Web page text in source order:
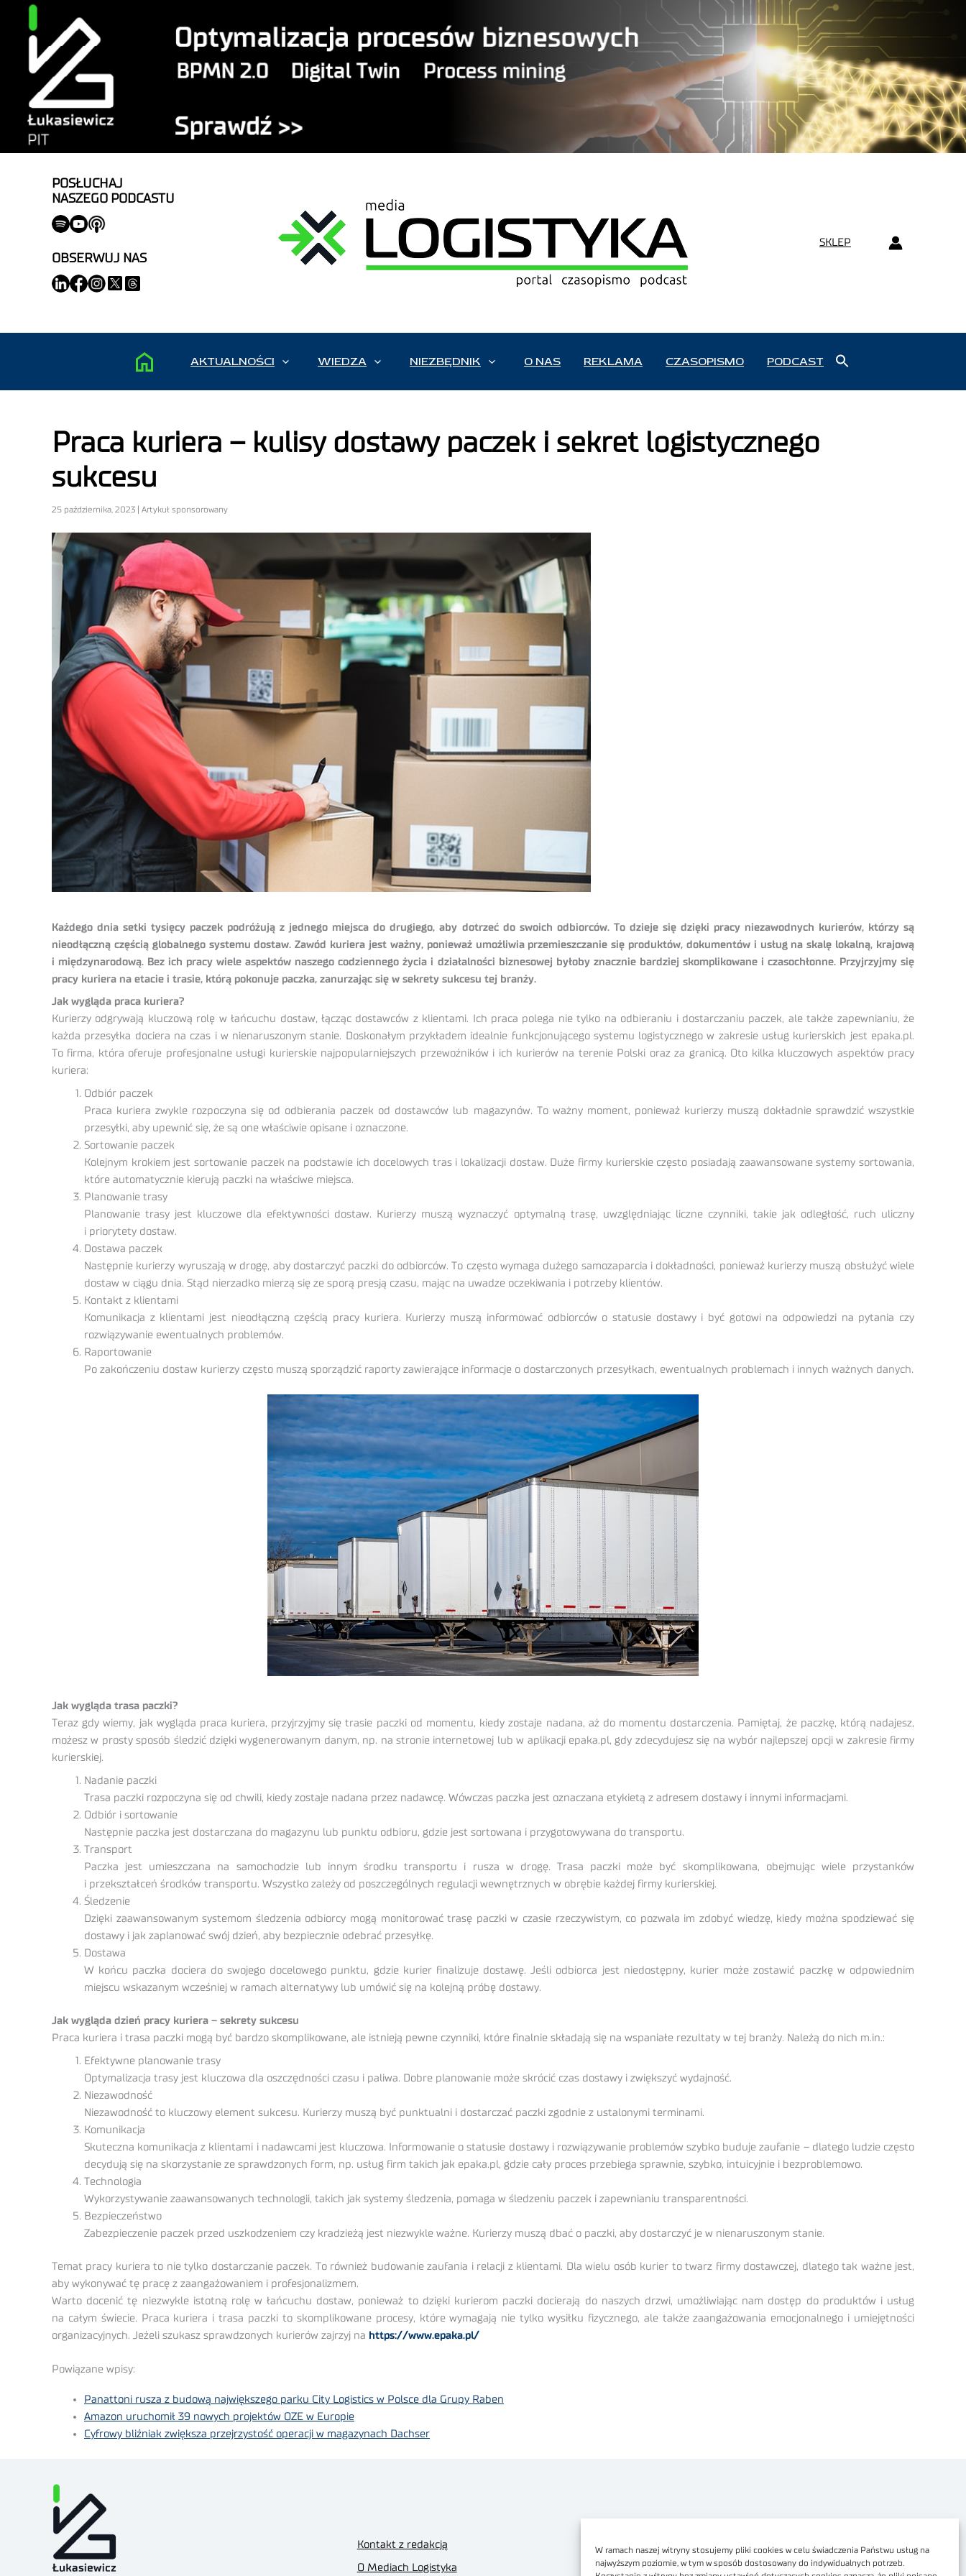
W ramach naszej witryny stosujemy pliki cookies w celu świadczenia Państwu usług na
najwyższym poziomie, w tym w sposób dostosowany do indywidualnych potrzeb.
POSŁUCHAJ
NASZEGO PODCASTU
OBSERWUJ NAS
SKLEP
AKTUALNOŚCI WIEDZA NIEZBĘDNIK O NAS REKLAMA CZASOPISMO PODCAST
Praca kuriera – kulisy dostawy paczek i sekret logistycznego
sukcesu
25 października, 2023 | Artykuł sponsorowany
Każdego dnia setki tysięcy paczek podróżują z jednego miejsca do drugiego, aby dotrzeć do swoich odbiorców. To dzieje się dzięki pracy niezawodnych kurierów, którzy są
nieodłączną częścią globalnego systemu dostaw. Zawód kuriera jest ważny, ponieważ umożliwia przemieszczanie się produktów, dokumentów i usług na skalę lokalną, krajową
i międzynarodową. Bez ich pracy wiele aspektów naszego codziennego życia i działalności biznesowej byłoby znacznie bardziej skomplikowane i czasochłonne. Przyjrzyjmy się
pracy kuriera na etacie i trasie, którą pokonuje paczka, zanurzając się w sekrety sukcesu tej branży.
Jak wygląda praca kuriera?
Kurierzy odgrywają kluczową rolę w łańcuchu dostaw, łącząc dostawców z klientami. Ich praca polega nie tylko na odbieraniu i dostarczaniu paczek, ale także zapewnianiu, że
każda przesyłka dociera na czas i w nienaruszonym stanie. Doskonałym przykładem idealnie funkcjonującego systemu logistycznego w zakresie usług kurierskich jest epaka.pl.
To firma, która oferuje profesjonalne usługi kurierskie najpopularniejszych przewoźników i ich kurierów na terenie Polski oraz za granicą. Oto kilka kluczowych aspektów pracy
kuriera:
Odbiór paczek
Praca kuriera zwykle rozpoczyna się od odbierania paczek od dostawców lub magazynów. To ważny moment, ponieważ kurierzy muszą dokładnie sprawdzić wszystkie
przesyłki, aby upewnić się, że są one właściwie opisane i oznaczone.
Sortowanie paczek
Kolejnym krokiem jest sortowanie paczek na podstawie ich docelowych tras i lokalizacji dostaw. Duże firmy kurierskie często posiadają zaawansowane systemy sortowania,
które automatycznie kierują paczki na właściwe miejsca.
Planowanie trasy
Planowanie trasy jest kluczowe dla efektywności dostaw. Kurierzy muszą wyznaczyć optymalną trasę, uwzględniając liczne czynniki, takie jak odległość, ruch uliczny
i priorytety dostaw.
Dostawa paczek
Następnie kurierzy wyruszają w drogę, aby dostarczyć paczki do odbiorców. To często wymaga dużego samozaparcia i dokładności, ponieważ kurierzy muszą obsłużyć wiele
dostaw w ciągu dnia. Stąd nierzadko mierzą się ze sporą presją czasu, mając na uwadze oczekiwania i potrzeby klientów.
Kontakt z klientami
Komunikacja z klientami jest nieodłączną częścią pracy kuriera. Kurierzy muszą informować odbiorców o statusie dostawy i być gotowi na odpowiedzi na pytania czy
rozwiązywanie ewentualnych problemów.
Raportowanie
Po zakończeniu dostaw kurierzy często muszą sporządzić raporty zawierające informacje o dostarczonych przesyłkach, ewentualnych problemach i innych ważnych danych.
Jak wygląda trasa paczki?
Teraz gdy wiemy, jak wygląda praca kuriera, przyjrzyjmy się trasie paczki od momentu, kiedy zostaje nadana, aż do momentu dostarczenia. Pamiętaj, że paczkę, którą nadajesz,
możesz w prosty sposób śledzić dzięki wygenerowanym danym, np. na stronie internetowej lub w aplikacji epaka.pl, gdy zdecydujesz się na wybór najlepszej opcji w zakresie firmy
kurierskiej.
Nadanie paczki
Trasa paczki rozpoczyna się od chwili, kiedy zostaje nadana przez nadawcę. Wówczas paczka jest oznaczana etykietą z adresem dostawy i innymi informacjami.
Odbiór i sortowanie
Następnie paczka jest dostarczana do magazynu lub punktu odbioru, gdzie jest sortowana i przygotowywana do transportu.
Transport
Paczka jest umieszczana na samochodzie lub innym środku transportu i rusza w drogę. Trasa paczki może być skomplikowana, obejmując wiele przystanków
i przekształceń środków transportu. Wszystko zależy od poszczególnych regulacji wewnętrznych w obrębie każdej firmy kurierskiej.
Śledzenie
Dzięki zaawansowanym systemom śledzenia odbiorcy mogą monitorować trasę paczki w czasie rzeczywistym, co pozwala im zdobyć wiedzę, kiedy można spodziewać się
dostawy i jak zaplanować swój dzień, aby bezpiecznie odebrać przesyłkę.
Dostawa
W końcu paczka dociera do swojego docelowego punktu, gdzie kurier finalizuje dostawę. Jeśli odbiorca jest niedostępny, kurier może zostawić paczkę w odpowiednim
miejscu wskazanym wcześniej w ramach alternatywy lub umówić się na kolejną próbę dostawy.
Jak wygląda dzień pracy kuriera – sekrety sukcesu
Praca kuriera i trasa paczki mogą być bardzo skomplikowane, ale istnieją pewne czynniki, które finalnie składają się na wspaniałe rezultaty w tej branży. Należą do nich m.in.:
Efektywne planowanie trasy
Optymalizacja trasy jest kluczowa dla oszczędności czasu i paliwa. Dobre planowanie może skrócić czas dostawy i zwiększyć wydajność.
Niezawodność
Niezawodność to kluczowy element sukcesu. Kurierzy muszą być punktualni i dostarczać paczki zgodnie z ustalonymi terminami.
Komunikacja
Skuteczna komunikacja z klientami i nadawcami jest kluczowa. Informowanie o statusie dostawy i rozwiązywanie problemów szybko buduje zaufanie – dlatego ludzie często
decydują się na skorzystanie ze sprawdzonych form, np. usług firm takich jak epaka.pl, gdzie cały proces przebiega sprawnie, szybko, intuicyjnie i bezproblemowo.
Technologia
Wykorzystywanie zaawansowanych technologii, takich jak systemy śledzenia, pomaga w śledzeniu paczek i zapewnianiu transparentności.
Bezpieczeństwo
Zabezpieczenie paczek przed uszkodzeniem czy kradzieżą jest niezwykle ważne. Kurierzy muszą dbać o paczki, aby dostarczyć je w nienaruszonym stanie.
Temat pracy kuriera to nie tylko dostarczanie paczek. To również budowanie zaufania i relacji z klientami. Dla wielu osób kurier to twarz firmy dostawczej, dlatego tak ważne jest,
aby wykonywać tę pracę z zaangażowaniem i profesjonalizmem.
Warto docenić tę niezwykle istotną rolę w łańcuchu dostaw, ponieważ to dzięki kurierom paczki docierają do naszych drzwi, umożliwiając nam dostęp do produktów i usług
na całym świecie. Praca kuriera i trasa paczki to skomplikowane procesy, które wymagają nie tylko wysiłku fizycznego, ale także zaangażowania emocjonalnego i umiejętności
organizacyjnych. Jeżeli szukasz sprawdzonych kurierów zajrzyj na https://www.epaka.pl/
Powiązane wpisy:
Panattoni rusza z budową największego parku City Logistics w Polsce dla Grupy Raben
Amazon uruchomił 39 nowych projektów OZE w Europie
Cyfrowy bliźniak zwiększa przejrzystość operacji w magazynach Dachser
Kontakt z redakcją
O Mediach Logistyka
Dostępność cyfrowa
Regulamin Portalu